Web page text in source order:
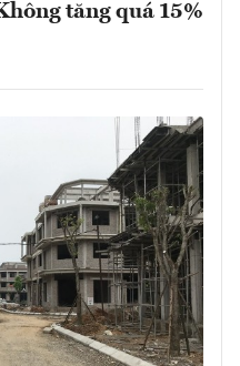
tăng quá 15%